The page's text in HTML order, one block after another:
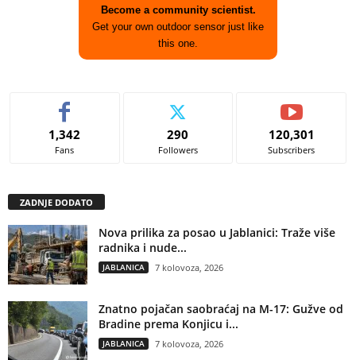
Become a community scientist.
Get your own outdoor sensor just like
this one.
1,342
Fans
290
Followers
120,301
Subscribers
ZADNJE DODATO
Nova prilika za posao u Jablanici: Traže više
radnika i nude...
JABLANICA 7 kolovoza, 2026
Znatno pojačan saobraćaj na M-17: Gužve od
Bradine prema Konjicu i...
JABLANICA 7 kolovoza, 2026